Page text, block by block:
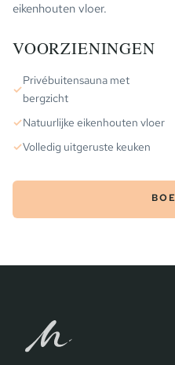
eikenhouten vloer.
VOORZIENINGEN
✓
Privébuitensauna met
bergzicht
✓Natuurlijke eikenhouten vloer
✓Volledig uitgeruste keuken